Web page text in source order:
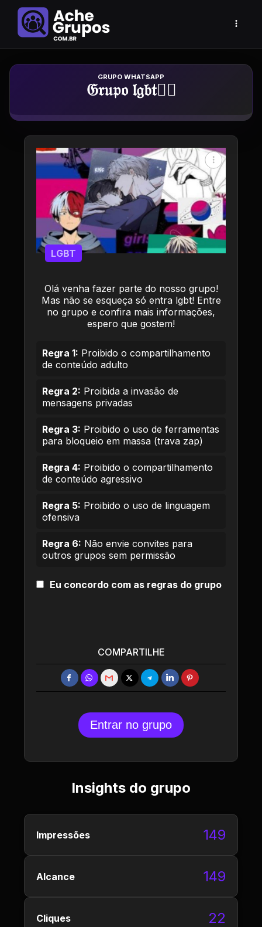
Grupo de Whatsapp
𝔊𝔯𝔲𝔭𝔬 𝔩𝔤𝔟𝔱🏳️‍🌈
Olá venha fazer parte do nosso grupo!
Mas não se esqueça só entra lgbt! Entre
no grupo e confira mais informações,
espero que gostem!
LGBT
Regra 1: Proibido o compartilhamento
de conteúdo adulto
Regra 2: Proibida a invasão de
mensagens privadas
Regra 3: Proibido o uso de ferramentas
para bloqueio em massa (trava zap)
Regra 4: Proibido o compartilhamento
de conteúdo agressivo
Regra 5: Proibido o uso de linguagem
ofensiva
Regra 6: Não envie convites para
outros grupos sem permissão
Eu concordo com as regras do grupo
COMPARTILHE
Entrar no grupo
Insights do grupo
Impressões 149
Alcance 149
Cliques 22